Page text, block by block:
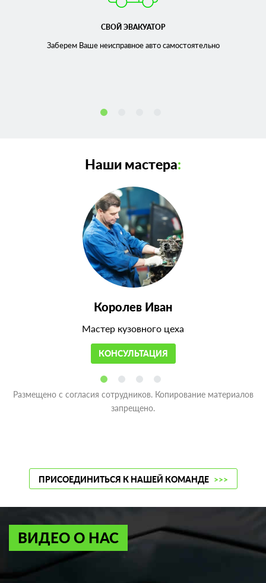
СВОЙ ЭВАКУАТОР
Заберем Ваше неисправноеавто самостоятельно
Наши мастера:
Королев Иван
Мастер кузовного цеха
КОНСУЛЬТАЦИЯ
Размещено с согласия сотрудников. Копирование материалов
запрещено.
ПРИСОЕДИНИТЬСЯ К НАШЕЙ КОМАНДЕ >>>
ВИДЕО О НАС